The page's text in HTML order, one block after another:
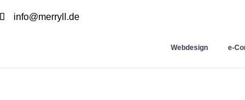
info@merryll.de
Webdesign e-